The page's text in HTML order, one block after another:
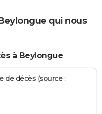
qui nous
à Beylongue
décès (source :